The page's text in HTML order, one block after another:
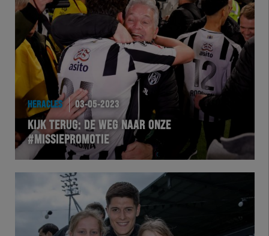
Natuurgras
Wedstrijd
Heracles
BusinessClub
Foundation
Herakids
Team Zwart Wit
HERACLES 03-05-2023
KIJK TERUG: DE WEG NAAR ONZE
#MISSIEPROMOTIE